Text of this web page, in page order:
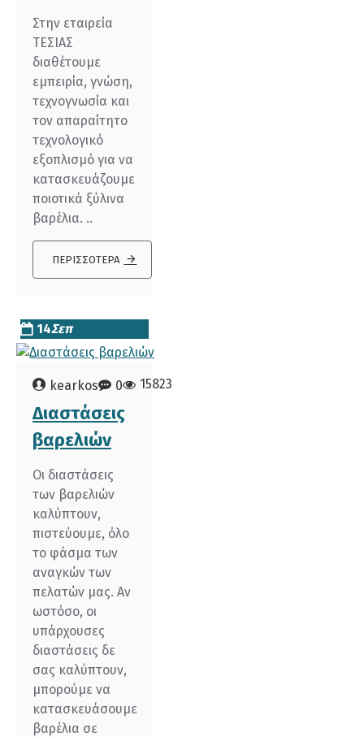
Στην εταιρεία
ΤΕΣΙΑΣ
διαθέτουμε
εμπειρία, γνώση,
τεχνογνωσία και
τον απαραίτητο
τεχνολογικό
εξοπλισμό για να
κατασκευάζουμε
ποιοτικά ξύλινα
βαρέλια. ..
ΠΕΡΙΣΣΌΤΕΡΑ
14Σεπ
kearkos 0 15823
Διαστάσεις
βαρελιών
Οι διαστάσεις
των βαρελιών
καλύπτουν,
πιστεύουμε, όλο
το φάσμα των
αναγκών των
πελατών μας. Αν
ωστόσο, οι
υπάρχουσες
διαστάσεις δε
σας καλύπτουν,
μπορούμε να
κατασκευάσουμε
βαρέλια σε